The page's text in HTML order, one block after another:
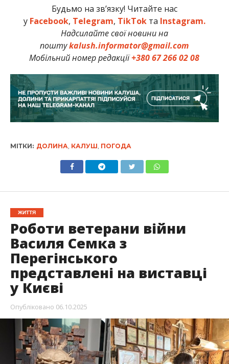
Будьмо на зв’язку! Читайте нас
у Facebook, Telegram, TikTokта Instagram.
Надсилайте свої новини на
поштуkalush.informator@gmail.com
Мобільний номер редакції+380 67 266 02 08
МІТКИ: ДОЛИНА КАЛУШ ПОГОДА
ЖИТТЯ
Роботи ветерани війни
Василя Семка з
Перегінського
представлені на виставці
у Києві
Опубліковано 06.10.2025